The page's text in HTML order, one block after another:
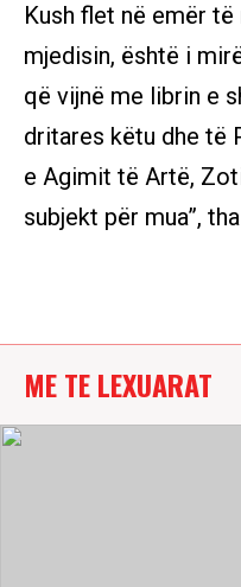
Kush flet në emër
mjedisin, është i
që vijnë me librin e
dritares këtu dhe të
e Agimit të Artë,
subjekt për mua”,
ME TE LEXUARAT